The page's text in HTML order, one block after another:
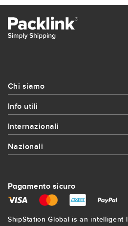
Chi siamo
Iscrizione
Info utili
Coupon e promozioni
Spedizioni per imprese
Internazionali
Spedizioni in Francia
Spedizioni in Germania
Nazionali
Corrieri Bologna
Pagamento sicuro
ShipStation Global is an intelligent